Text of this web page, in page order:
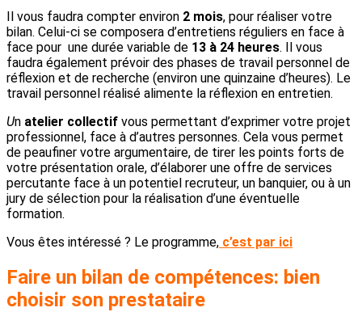
Il vous faudra compter environ 2 mois, pour réaliser votre
bilan. Celui-ci se composera d’entretiens réguliers en face à
face pour une durée variable de 13 à 24 heures. Il vous
faudra également prévoir des phases de travail personnel de
réflexion et de recherche (environ une quinzaine d’heures). Le
travail personnel réalisé alimente la réflexion en entretien.
Un atelier collectif vous permettant d’exprimer votre projet
professionnel, face à d’autres personnes. Cela vous permet
de peaufiner votre argumentaire, de tirer les points forts de
votre présentation orale, d’élaborer une offre de services
percutante face à un potentiel recruteur, un banquier, ou à un
jury de sélection pour la réalisation d’une éventuelle
formation.
Vous êtes intéressé ? Le programme, c’est par ici
Faire un bilan de compétences: bien
choisir son prestataire